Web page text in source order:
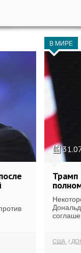
В МИРЕ
Трамп
США